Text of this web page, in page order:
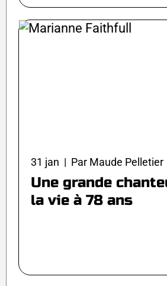
31 jan | Par Maude Pelletier
Une grande
la vie à 78 ans